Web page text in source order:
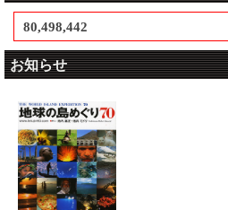
80,498,442
お知らせ